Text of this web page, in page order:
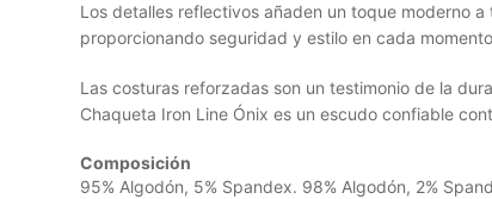
Los detalles reflectivos añaden un toque moderno
proporcionando seguridad y estilo en cada
Las costuras reforzadas son un testimonio de la
Chaqueta Iron Line Ónix es un escudo confiable
Composición
95% Algodón, 5% Spandex. 98% Algodón, 2%